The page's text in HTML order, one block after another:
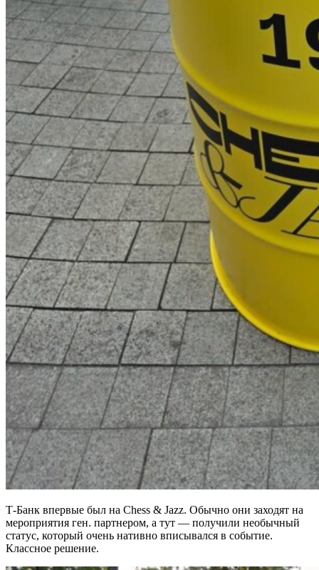
Т-Банк впервые был на Chess & Jazz. Обычно они заходят на
мероприятия ген. партнером, а тут — получили необычный
статус, который очень нативно вписывался в событие.
Классное решение.